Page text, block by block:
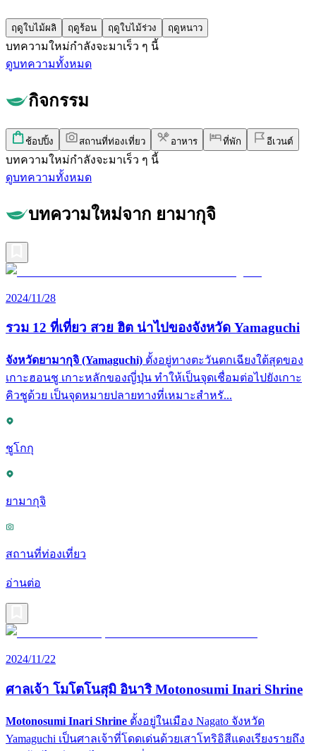
ฤดูใบไม้ผลิ ฤดูร้อน ฤดูใบไม้ร่วง ฤดูหนาว
บทความใหม่กำลังจะมาเร็ว ๆ นี้
ดูบทความทั้งหมด
กิจกรรม
ช้อปปิ้ง สถานที่ท่องเที่ยว อาหาร ที่พัก อีเวนต์
บทความใหม่กำลังจะมาเร็ว ๆ นี้
ดูบทความทั้งหมด
บทความใหม่จาก ยามากุจิ
2024/11/28
รวม 12 ที่เที่ยว สวย ฮิต น่าไปของจังหวัด Yamaguchi
จังหวัดยามากุจิ (Yamaguchi) ตั้งอยู่ทางตะวันตกเฉียงใต้สุดของ
เกาะฮอนชู เกาะหลักของญี่ปุ่น ทำให้เป็นจุดเชื่อมต่อไปยังเกาะ
คิวชูด้วย เป็นจุดหมายปลายทางที่เหมาะสำหรั...
ชูโกกุ
ยามากุจิ
สถานที่ท่องเที่ยว
อ่านต่อ
2024/11/22
ศาลเจ้า โมโตโนสุมิ อินาริ Motonosumi Inari Shrine
Motonosumi Inari Shrine ตั้งอยู่ในเมือง Nagato จังหวัด
Yamaguchi เป็นศาลเจ้าที่โดดเด่นด้วยเสาโทริอิสีแดงเรียงรายถึง